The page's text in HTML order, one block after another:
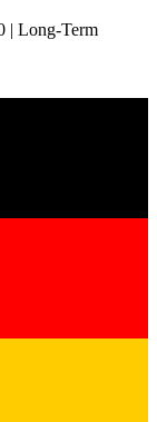
| Long-Term